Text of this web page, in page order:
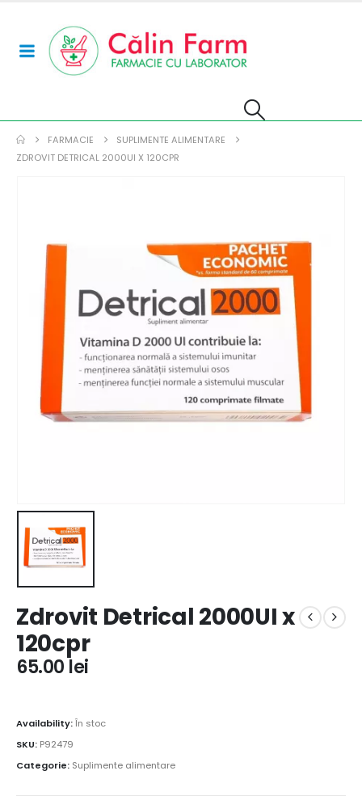
FARMACIE
SUPLIMENTE ALIMENTARE
ZDROVIT DETRICAL 2000UI X 120CPR
Zdrovit Detrical 2000UI x
120cpr
65.00 lei
Availability:În stoc
SKU: P92479
Categorie: Suplimente alimentare